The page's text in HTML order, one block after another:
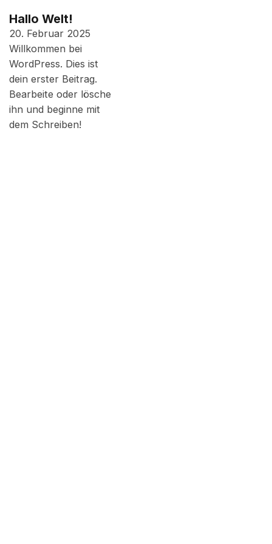
Hallo Welt!
20. Februar 2025
Willkommen bei
WordPress. Dies ist
dein erster Beitrag.
Bearbeite oder lösche
ihn und beginne mit
dem Schreiben!